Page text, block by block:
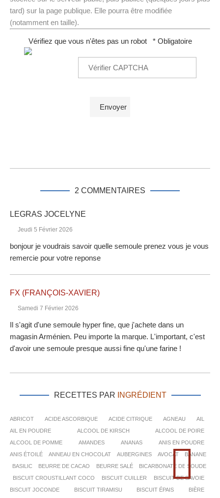
tard) sur la page publique. Elle pourra être modifiée
(notamment en taille).
Vérifiez que vous n'êtes pas un robot * Obligatoire
2 COMMENTAIRES
LEGRAS JOCELYNE
Jeudi 5 Février 2026
bonjour je voudrais savoir quelle semoule prenez vous je vous
remercie pour votre reponse
FX (FRANÇOIS-XAVIER)
Samedi 7 Février 2026
Il s'agit d'une semoule hyper fine, que j'achete dans un
magasin Arménien. Peu importe la marque. L'important, c'est
d'avoir une semoule presque aussi fine qu'une farine !
RECETTES PAR INGRÉDIENT
ABRICOT ACIDE ASCORBIQUE ACIDE CITRIQUE AGNEAU
AIL
AIL EN POUDRE
ALCOOL DE KIRSCH
ALCOOL DE POIRE
ALCOOL DE POMME
AMANDES ANANAS
ANIS EN POUDRE
ANIS ÉTOILÉ
ANNEAU EN CHOCOLAT AUBERGINES AVOCAT
BANANE
BASILIC
BEURRE DE CACAO BEURRE SALÉ
BICARBONATE DE SOUDE
BISCUIT CROUSTILLANT COCO
BISCUIT CUILLER
BISCUIT DE SAVOIE
BISCUIT JOCONDE
BISCUIT TIRAMISU BISCUIT ÉPAIS BIÈRE